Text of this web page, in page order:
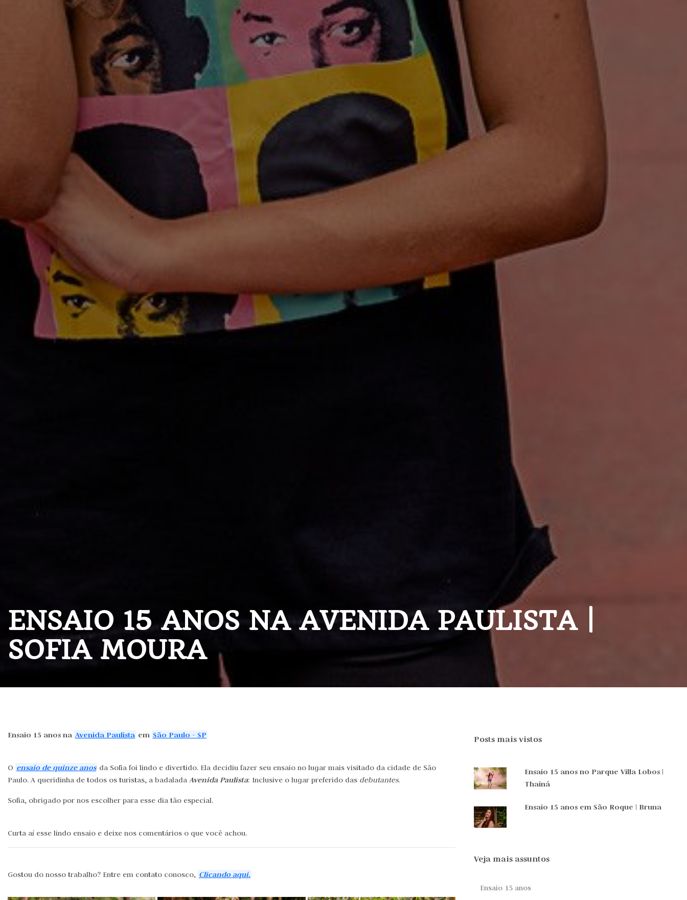
ENSAIO 15 ANOS NA AVENIDA PAULISTA |
SOFIA MOURA
Ensaio 15 anos na Avenida Paulista em São Paulo - SP
O ensaio de quinze anos da Sofia foi lindo e divertido. Ela decidiu fazer seu ensaio no lugar mais visitado da cidade de São
Paulo. A queridinha de todos os turistas, a badalada Avenida Paulista: Inclusive o lugar preferido das debutantes.
Sofia, obrigado por nos escolher para esse dia tão especial.
Curta aí esse lindo ensaio e deixe nos comentários o que você achou.
Gostou do nosso trabalho? Entre em contato conosco, Clicandoaqui.
Posts mais vistos
Ensaio 15 anos no Parque Villa Lobos |
Thainá
Ensaio 15 anos em São Roque | Bruna
Veja mais assuntos
Ensaio 15 anos